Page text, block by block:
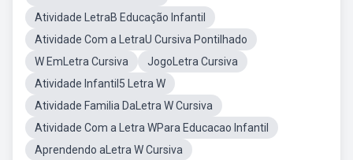
Atividade LetraB Educação Infantil
Atividade Com a LetraU Cursiva Pontilhado
W EmLetra Cursiva
JogoLetra Cursiva
Atividade Infantil5 Letra W
Atividade Familia DaLetra W Cursiva
Atividade Com a Letra WPara Educacao Infantil
Aprendendo aLetra W Cursiva